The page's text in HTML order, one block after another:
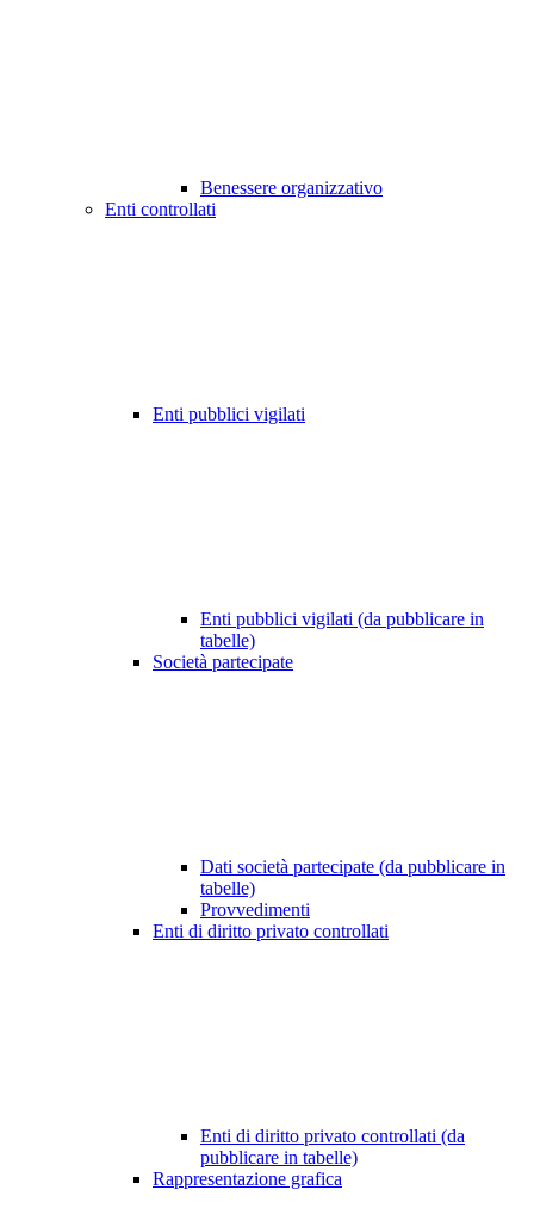
Benessere organizzativo
Enti controllati
Enti pubblici vigilati
Enti pubblici vigilati (da pubblicare in
tabelle)
Società partecipate
Dati società partecipate (da pubblicare in
tabelle)
Provvedimenti
Enti di diritto privato controllati
Enti di diritto privato controllati (da
pubblicare in tabelle)
Rappresentazione grafica